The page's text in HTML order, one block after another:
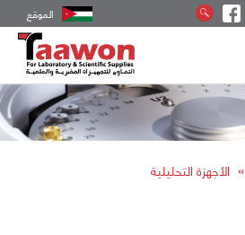
الموقع
» الأجهزة التحليلية